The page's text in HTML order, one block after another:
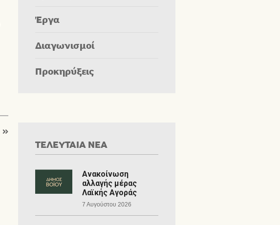
Έργα
Διαγωνισμοί
Προκηρύξεις
ΤΕΛΕΥΤΑΙΑ ΝΕΑ
Ανακοίνωση
αλλαγής μέρας
Λαϊκής Αγοράς
7 Αυγούστου 2026